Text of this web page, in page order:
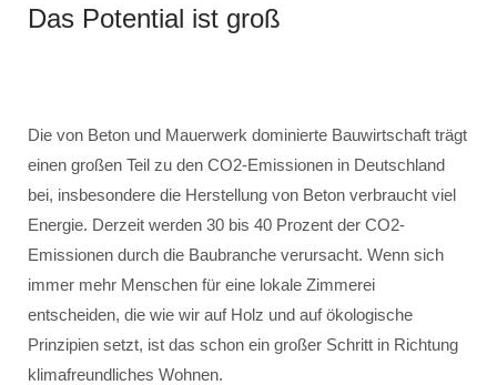
Das Potential ist groß
Die von Beton und Mauerwerk dominierte Bauwirtschaft trägt
einen großen Teil zu den CO2-Emissionen in Deutschland
bei, insbesondere die Herstellung von Beton verbraucht viel
Energie. Derzeit werden 30 bis 40 Prozent der CO2-
Emissionen durch die Baubranche verursacht. Wenn sich
immer mehr Menschen für eine lokale Zimmerei
entscheiden, die wie wir auf Holz und auf ökologische
Prinzipien setzt, ist das schon ein großer Schritt in Richtung
klimafreundliches Wohnen.